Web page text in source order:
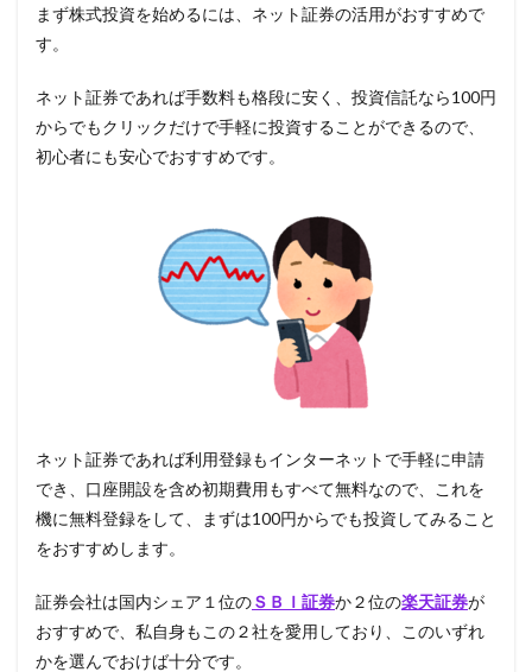
まず株式投資を始めるには、ネット証券の活用がおすすめで
す。
ネット証券であれば手数料も格段に安く、投資信託なら100円
からでもクリックだけで手軽に投資することができるので、
初心者にも安心でおすすめです。
ネット証券であれば利用登録もインターネットで手軽に申請
でき、口座開設を含め初期費用もすべて無料なので、これを
機に無料登録をして、まずは100円からでも投資してみること
をおすすめします。
証券会社は国内シェア１位のＳＢＩ証券か２位の楽天証券が
おすすめで、私自身もこの２社を愛用しており、このいずれ
かを選んでおけば十分です。